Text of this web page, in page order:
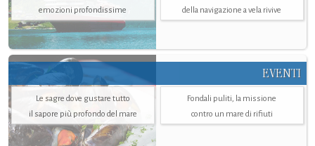
emozioni profondissime
della navigazione a vela rivive
EVENTI
Le sagre dove gustare tutto
il sapore più profondo del mare
Fondali puliti, la missione
contro un mare di rifiuti